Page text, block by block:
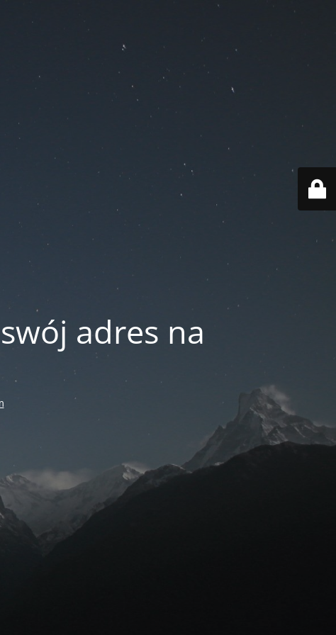
adres na